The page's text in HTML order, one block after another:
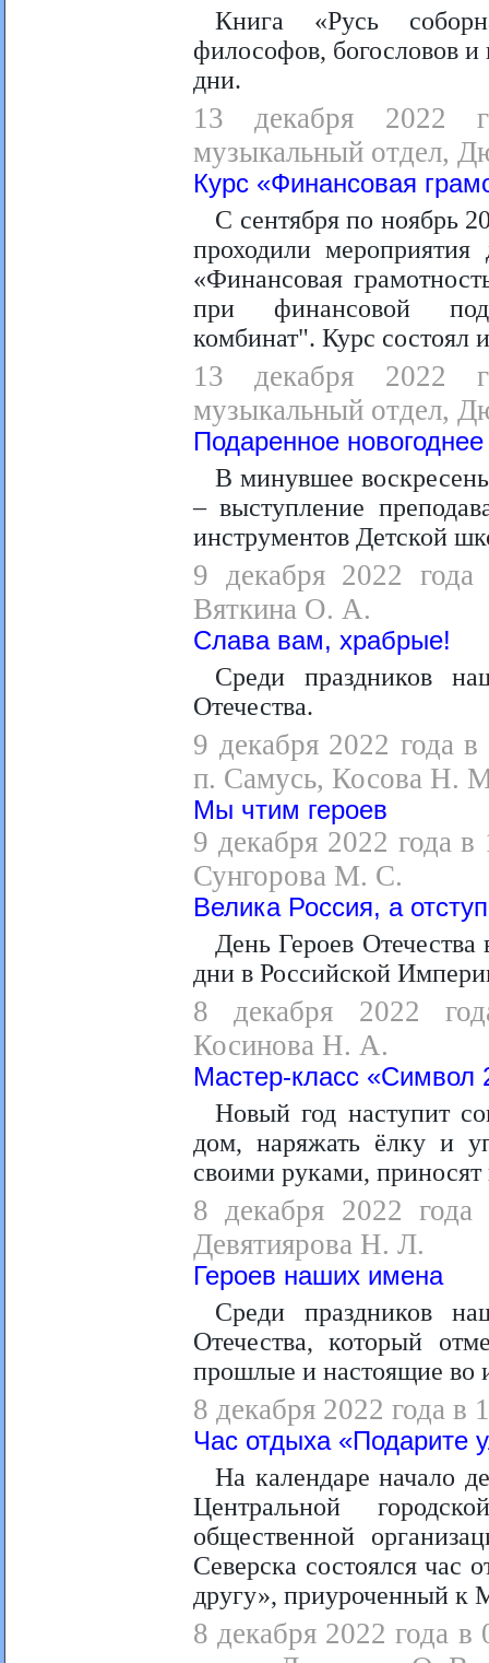
Книга «Русь
философов, богословов и
дни.
13 декабря 2022
музыкальный отдел,
Курс «Финансовая
С сентября по ноябрь
проходили
«Финансовая
при финансовой
комбинат". Курс состоял
13 декабря 2022
музыкальный отдел,
Подаренное
В минувшее
– выступление
инструментов Детской
9 декабря 2022 года
Вяткина О. А.
Слава вам, храбрые!
Среди праздников
Отечества.
9 декабря 2022 года
п. Самусь, Косова Н.
Мы чтим героев
9 декабря 2022 года
Сунгорова М. С.
Велика Россия, а
День Героев
дни в Российской
8 декабря 2022
Косинова Н. А.
Мастер-класс «Символ
Новый год наступит
дом, наряжать ёлку и
своими руками, приносят
8 декабря 2022 года
Девятиярова Н. Л.
Героев наших имена
Среди праздников
Отечества, который
прошлые и настоящие во
8 декабря 2022 года в
Час отдыха «Подарите
На календаре начало
Центральной
общественной
Северска состоялся час
другу», приуроченный к
8 декабря 2022 года